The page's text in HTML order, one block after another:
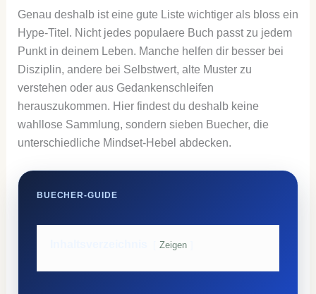
Genau deshalb ist eine gute Liste wichtiger als bloss ein
Hype-Titel. Nicht jedes populaere Buch passt zu jedem
Punkt in deinem Leben. Manche helfen dir besser bei
Disziplin, andere bei Selbstwert, alte Muster zu
verstehen oder aus Gedankenschleifen
herauszukommen. Hier findest du deshalb keine
wahllose Sammlung, sondern sieben Buecher, die
unterschiedliche Mindset-Hebel abdecken.
BUECHER-GUIDE
Zeigen